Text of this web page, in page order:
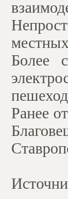
Более
Ранее